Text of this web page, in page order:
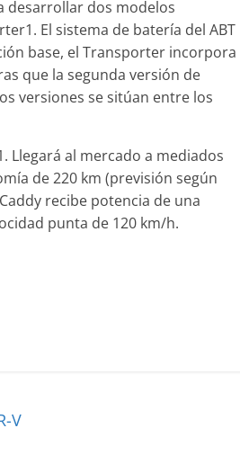
desarrollar dos modelos
El sistema de batería del ABT
base, el Transporter incorpora
que la segunda versión de
versiones se sitúan entre los
Llegará al mercado a mediados
de 220 km (previsión según
recibe potencia de una
punta de 120 km/h.
V